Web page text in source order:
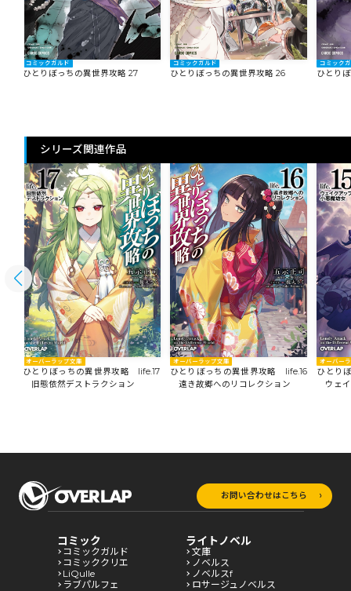
コミックガルド
ひとりぼっちの異世界攻略 27
コミックガルド
ひとりぼっちの異世界攻略 26
コミック
ひとり
シリーズ関連作品
オーバーラップ文庫
ひとりぼっちの異世界攻略 life.17
旧態依然デストラクション
オーバーラップ文庫
ひとりぼっちの異世界攻略 life.16
遠き故郷へのリコレクション
オーバー
ひとり
ウェイ
お問い合わせはこちら
コミック
コミックガルド
コミッククリエ
LiQulle
ラブパルフェ
ライトノベル
文庫
ノベルス
ノベルスf
ロサージュノベルス